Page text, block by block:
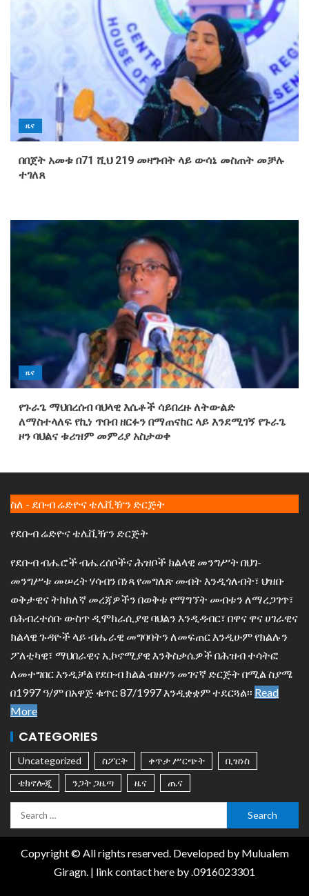
ዜና
በበጀት አመቱ በ71 ሺህ 219 መዛግብት ላይ ውሳኔ መስጠት መቻሉ
ተገለጸ
ዜና
የጉራጌ ማህበረሰብ ባህላዊ እሴቶች ሳይበረዙ ለትውልድ
ለማስተላለፍ የኪነ ጥበብ ዘርፉን በማጠናከር ላይ እንደሚገኝ የጉራጌ
ዞን ባህልና ቱሪዝም መምሪያ አስታወቀ
ስለ - ደቡብ ሬድዮና ቴሌቪዥን ድርጅት
የደቡብ ሬድዮና ቴሌቪዥን ድርጅት
የደቡብ ብሔሮች ብሔረሰቦችና ሕዝቦች ክልላዊ መንግሥት በህገ-
መንግሥቱ መሠረት ሃሳብን በነጻ የመግለጽ መብት እንዲጎለብት፣ ህዝቡ
ወቅታዊና ትክክለኛ መረጃዎችን በወቅቱ የማግኘት መብቱን ለማረጋገጥ፣
በሕብረተሰቡ ውስጥ ዲሞክራሲያዊ ባህልን እንዲዳብር፣ በዋና ዋና ሀገራዊና
ክልላዊ ጉዳዮች ላይ ብሔራዊ መግባባትን ለመፍጠር እንዲሁም የክልሉን
ፖለቲካዊ፣ ማህበራዊና ኢኮኖሚያዊ እንቅስቃሴዎች በሕዝብ ተሳትፎ
ለመተግበር እንዲቻል የደቡብ ክልል ብዙሃን መገናኛ ድርጅት በሚል ስያሜ
በ1997 ዓ/ም በአዋጅ ቁጥር 87/1997 እንዲቋቋም ተደርጓል፡፡ Read
More
CATEGORIES
Uncategorized ስፖርት ቀጥታ ሥርጭት
ቢዝነስ
ቴክኖሎጂ
ንጋት ጋዜጣ ዜና ጤና
Copyright © All rights reserved. Developed by Mulualem
Giragn. | link contact here by .0916023301